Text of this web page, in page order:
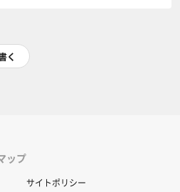
く
ップ
サイトポリシー